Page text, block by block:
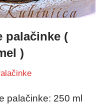
palačinke (
)
palačinke: 250 ml